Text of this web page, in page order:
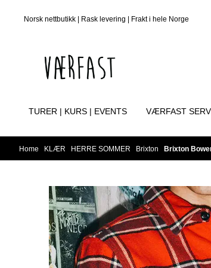
Norsk nettbutikk | Rask levering | Frakt i hele Norge
TURER | KURS | EVENTS VÆRFAST
Home KLÆR HERRE SOMMER Brixton Brixton